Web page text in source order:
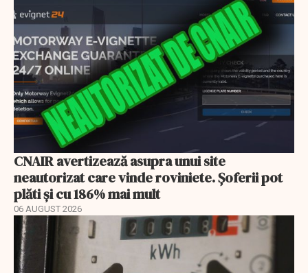
CNAIR avertizează asupra unui site
neautorizat care vinde roviniete. Șoferii pot
plăti și cu 186% mai mult
06 AUGUST 2026